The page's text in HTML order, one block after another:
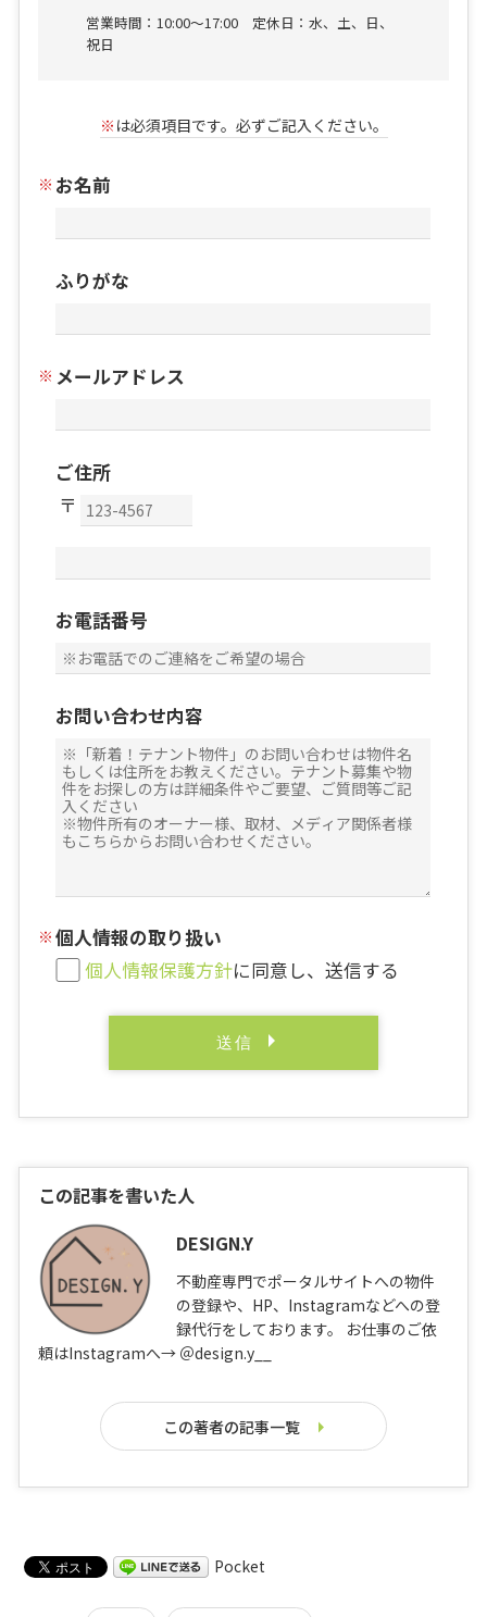
営業時間：10:00〜17:00 定休日：水、土、日、
祝日
※ は必須項目です。必ずご記入ください。
お名前
ふりがな
メールアドレス
ご住所
お電話番号
お問い合わせ内容
個人情報の取り扱い
個人情報保護方針に同意し、送信する
この記事を書いた人
DESIGN.Y
不動産専門でポータルサイトへの物件
の登録や、HP、Instagramなどへの登
録代行をしております。 お仕事のご依
頼はInstagramへ→ ＠design.y__
この著者の記事一覧
Pocket